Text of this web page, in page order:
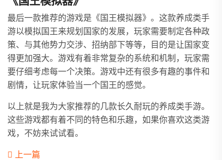
最后一款推荐的游戏是《国王模拟器》。这款养成类手
游以模拟国王来规划国家的发展，玩家需要制定各种政
策、与其他势力交涉、招纳部下等等，目的是让国家变
得更加强大。游戏有着非常复杂的系统和机制，玩家需
要仔细考虑每一个决策。游戏中还有很多有趣的事件和
剧情，让玩家体验当一个国王的感觉。
以上就是我为大家推荐的几款长久耐玩的养成类手游。
这些游戏都有着不同的特色和乐趣，如果你喜欢这类游
戏，不妨来试试看。
上一篇